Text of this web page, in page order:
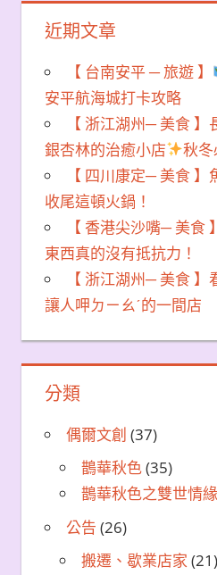
近期文章
【 台南安平 ─ 旅遊 】
安平航海城打卡攻略
【 浙江湖州─ 美食
銀杏林的治癒小店
秋
【 四川康定─ 美食
收尾這頓火鍋！
【 香港尖沙嘴─ 美食
東西真的沒有抵抗力！
【 浙江湖州─ 美食
讓人呷ㄉㄧㄠˊ的一間店
分類
偶爾文創 (37)
鵲華秋色(35)
鵲華秋色之雙世情緣
公告 (26)
搬遷、歇業店家 (21)